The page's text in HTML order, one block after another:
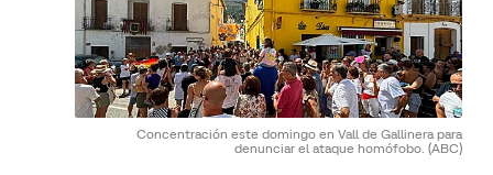
Concentración este domingo en Vall de Gallinera para
denunciar el ataque homófobo. (ABC)